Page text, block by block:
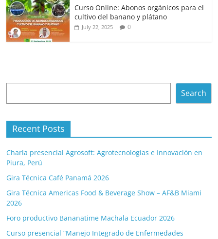
Curso Online: Abonos orgánicos para el
cultivo del banano y plátano
July 22, 2025 0
Search
Recent Posts
Charla presencial Agrosoft: Agrotecnologías e Innovación en
Piura, Perú
Gira Técnica Café Panamá 2026
Gira Técnica Americas Food & Beverage Show – AF&B Miami
2026
Foro productivo Bananatime Machala Ecuador 2026
Curso presencial “Manejo Integrado de Enfermedades